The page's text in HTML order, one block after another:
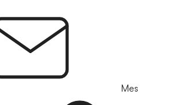
Mes